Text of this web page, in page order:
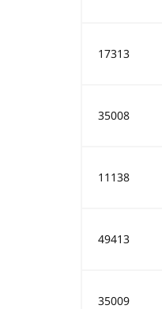
17313
35008
11138
49413
35009